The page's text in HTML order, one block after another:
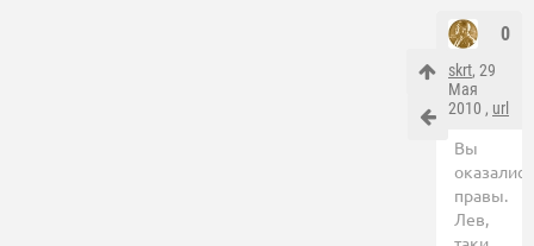
0
skrt, 29
Мая
2010 , url
Вы
оказались
правы.
Лев,